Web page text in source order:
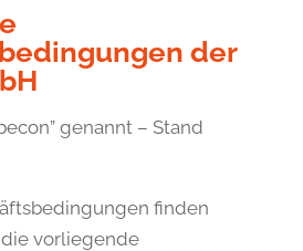
der
genannt – Stand
finden
vorliegende